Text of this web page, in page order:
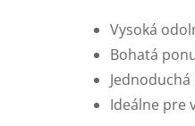
Vysoká
Bohatá
Ideálne pre